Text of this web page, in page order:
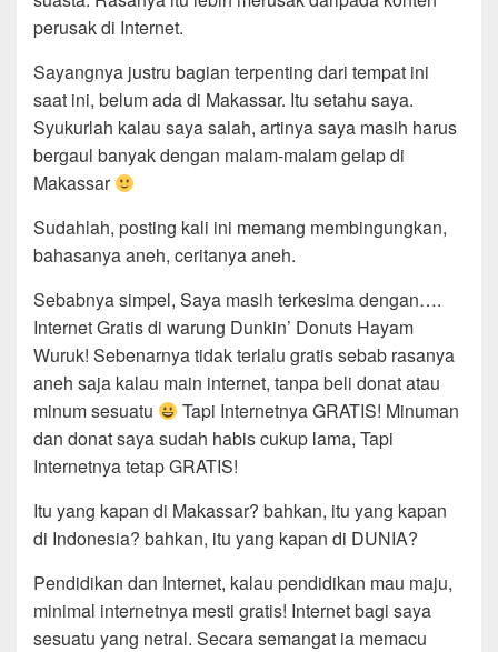
perusak di Internet.
Sayangnya justru bagian terpenting dari tempat ini
saat ini, belum ada di Makassar. Itu setahu saya.
Syukurlah kalau saya salah, artinya saya masih harus
bergaul banyak dengan malam-malam gelap di
Makassar
Sudahlah, posting kali ini memang membingungkan,
bahasanya aneh, ceritanya aneh.
Sebabnya simpel, Saya masih terkesima dengan….
Internet Gratis di warung Dunkin’ Donuts Hayam
Wuruk! Sebenarnya tidak terlalu gratis sebab rasanya
aneh saja kalau main internet, tanpa beli donat atau
minum sesuatu
Tapi Internetnya GRATIS! Minuman
dan donat saya sudah habis cukup lama, Tapi
Internetnya tetap GRATIS!
Itu yang kapan di Makassar? bahkan, itu yang kapan
di Indonesia? bahkan, itu yang kapan di DUNIA?
Pendidikan dan Internet, kalau pendidikan mau maju,
minimal internetnya mesti gratis! Internet bagi saya
sesuatu yang netral. Secara semangat ia memacu